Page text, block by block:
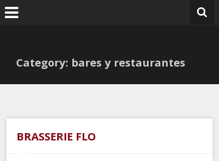
Ir
al
Category: bares y restaurantes
BRASSERIE FLO